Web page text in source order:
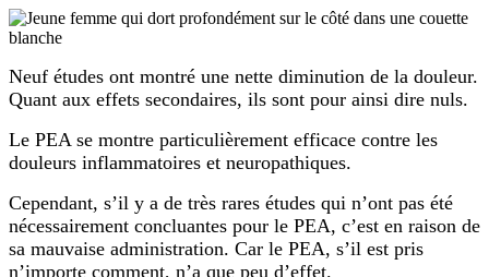
Neuf études ont montré une nette diminution de la douleur.
Quant aux effets secondaires, ils sont pour ainsi dire nuls.
Le PEA se montre particulièrement efficace contre les
douleurs inflammatoires et neuropathiques.
Cependant, s’il y a de très rares études qui n’ont pas été
nécessairement concluantes pour le PEA, c’est en raison de
sa mauvaise administration. Car le PEA, s’il est pris
n’importe comment, n’a que peu d’effet.